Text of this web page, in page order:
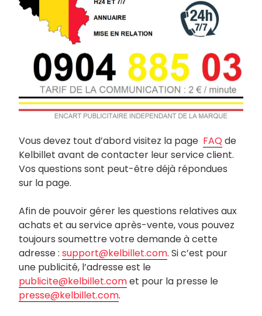
Vous devez tout d’abord visitez la page FAQ de
Kelbillet avant de contacter leur service client.
Vos questions sont peut-être déjà répondues
sur la page.
Afin de pouvoir gérer les questions relatives aux
achats et au service après-vente, vous pouvez
toujours soumettre votre demande à cette
adresse : support@kelbillet.com. Si c’est pour
une publicité, l’adresse est le
publicite@kelbillet.comet pour la presse le
presse@kelbillet.com.